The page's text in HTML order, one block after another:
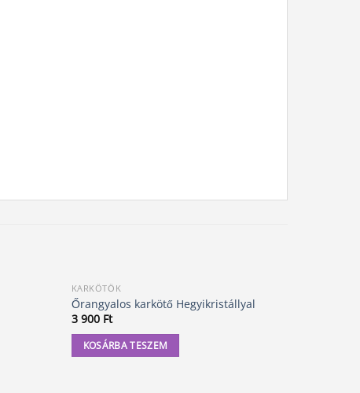
KARKÖTŐK
Őrangyalos karkötő Hegyikristállyal
3 900 Ft
KOSÁRBA TESZEM